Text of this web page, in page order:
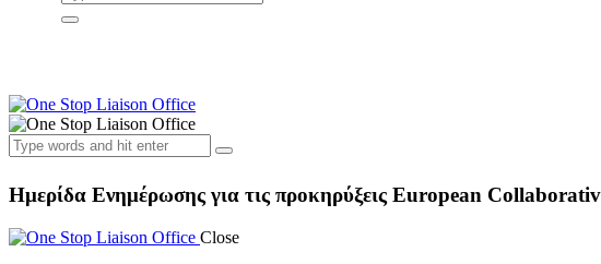
Ημερίδα Ενημέρωσης για τις προκηρύξεις European
Close